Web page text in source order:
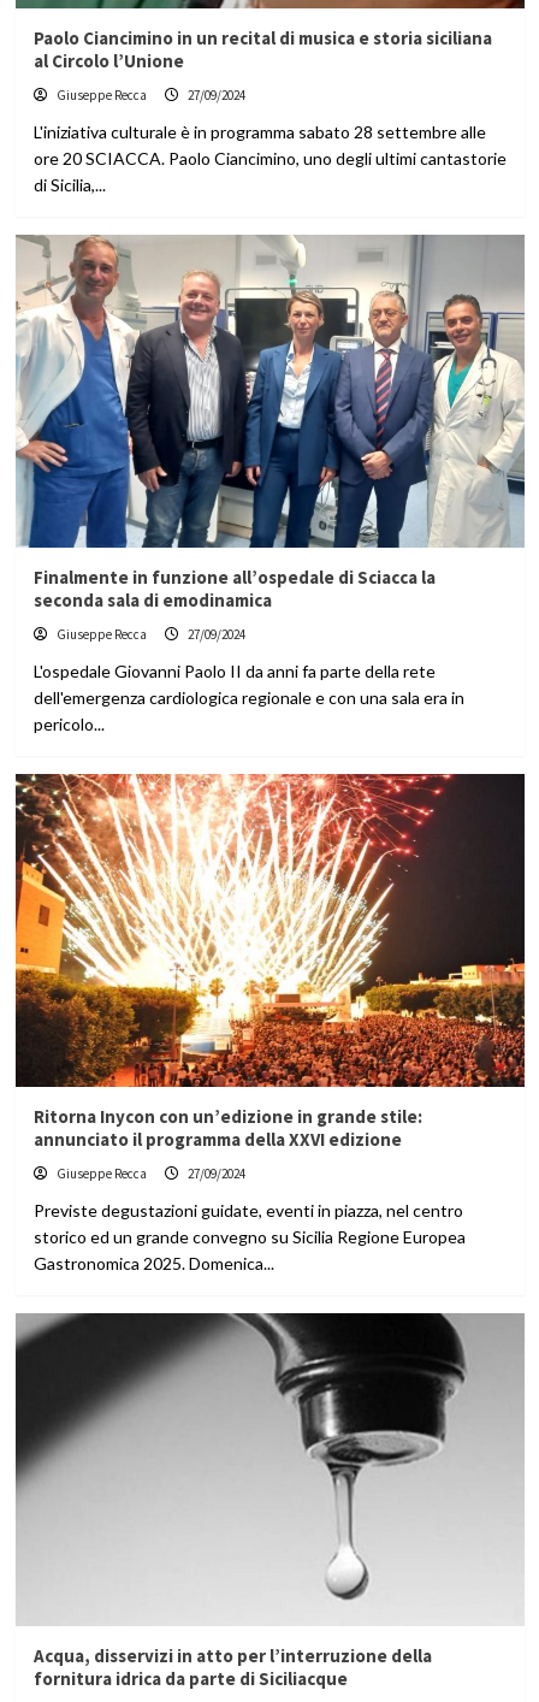
Paolo Ciancimino in un recital di musica e storia siciliana
al Circolo l’Unione
Giuseppe Recca 27/09/2024
L'iniziativa culturale è in programma sabato 28 settembre alle
ore 20 SCIACCA. Paolo Ciancimino, uno degli ultimi cantastorie
di Sicilia,...
Finalmente in funzione all’ospedale di Sciacca la
seconda sala di emodinamica
Giuseppe Recca 27/09/2024
L'ospedale Giovanni Paolo II da anni fa parte della rete
dell'emergenza cardiologica regionale e con una sala era in
pericolo...
Ritorna Inycon con un’edizione in grande stile:
annunciato il programma della XXVI edizione
Giuseppe Recca 27/09/2024
Previste degustazioni guidate, eventi in piazza, nel centro
storico ed un grande convegno su Sicilia Regione Europea
Gastronomica 2025. Domenica...
Acqua, disservizi in atto per l’interruzione della
fornitura idrica da parte di Siciliacque